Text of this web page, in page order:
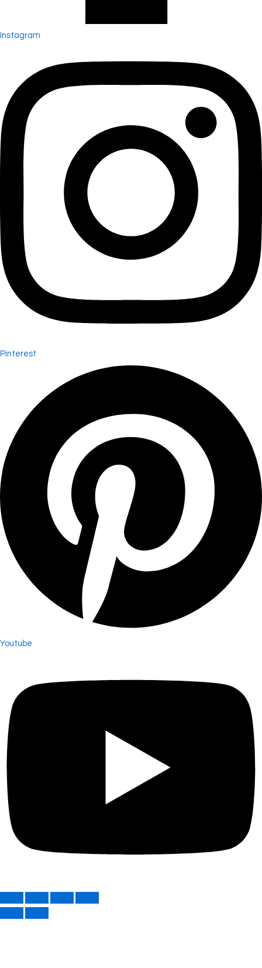
Instagram
Pinterest
Youtube